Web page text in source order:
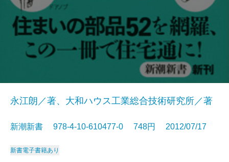
永江朗／著、大和ハウス工業総合技術研究所／著
新潮新書 978-4-10-610477-0 748円 2012/07/17
新書電子書籍あり